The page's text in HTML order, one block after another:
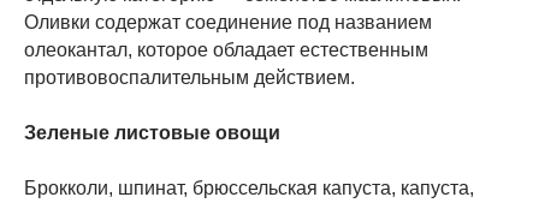
Оливки содержат соединение под названием
олеокантал, которое обладает естественным
противовоспалительным действием.
Зеленые листовые овощи
Брокколи, шпинат, брюссельская капуста, капуста,